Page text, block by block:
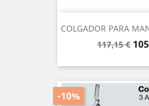
COLGADOR PARA
Precio
117,15 €
-10%